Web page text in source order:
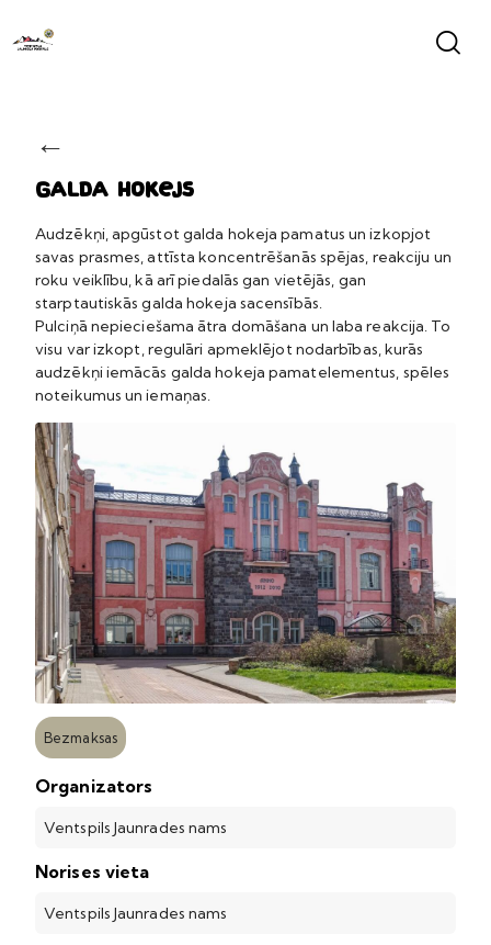
←
Galda hokejs
Audzēkņi, apgūstot galda hokeja pamatus un izkopjot
savas prasmes, attīsta koncentrēšanās spējas, reakciju un
roku veiklību, kā arī piedalās gan vietējās, gan
starptautiskās galda hokeja sacensībās.
Pulciņā nepieciešama ātra domāšana un laba reakcija. To
visu var izkopt, regulāri apmeklējot nodarbības, kurās
audzēkņi iemācās galda hokeja pamatelementus, spēles
noteikumus un iemaņas.
Bezmaksas
Organizators
Ventspils Jaunrades nams
Norises vieta
Ventspils Jaunrades nams